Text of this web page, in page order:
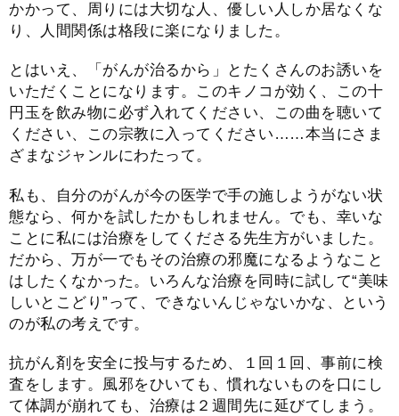
かかって、周りには大切な人、優しい人しか居なくな
り、人間関係は格段に楽になりました。
とはいえ、「がんが治るから」とたくさんのお誘いを
いただくことになります。このキノコが効く、この十
円玉を飲み物に必ず入れてください、この曲を聴いて
ください、この宗教に入ってください……本当にさま
ざまなジャンルにわたって。
私も、自分のがんが今の医学で手の施しようがない状
態なら、何かを試したかもしれません。でも、幸いな
ことに私には治療をしてくださる先生方がいました。
だから、万が一でもその治療の邪魔になるようなこと
はしたくなかった。いろんな治療を同時に試して“美味
しいとこどり”って、できないんじゃないかな、という
のが私の考えです。
抗がん剤を安全に投与するため、１回１回、事前に検
査をします。風邪をひいても、慣れないものを口にし
て体調が崩れても、治療は２週間先に延びてしまう。